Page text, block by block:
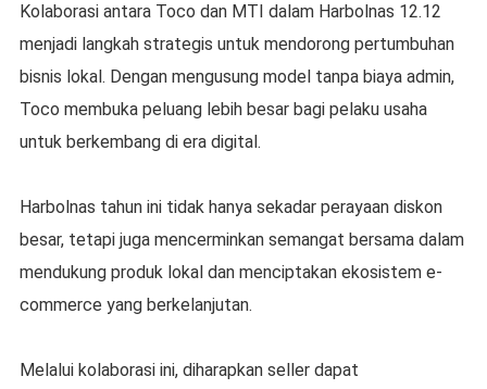
Kolaborasi antara Toco dan MTI dalam Harbolnas 12.12
menjadi langkah strategis untuk mendorong pertumbuhan
bisnis lokal. Dengan mengusung model tanpa biaya admin,
Toco membuka peluang lebih besar bagi pelaku usaha
untuk berkembang di era digital.
Harbolnas tahun ini tidak hanya sekadar perayaan diskon
besar, tetapi juga mencerminkan semangat bersama dalam
mendukung produk lokal dan menciptakan ekosistem e-
commerce yang berkelanjutan.
Melalui kolaborasi ini, diharapkan seller dapat